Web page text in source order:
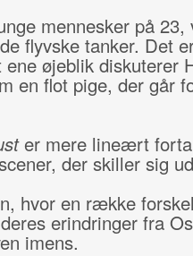
mennesker på 23,
flyvske tanker. Det
øjeblik diskuterer
en flot pige, der går
er mere lineært
der skiller sig
hvor en række
erindringer fra
imens.